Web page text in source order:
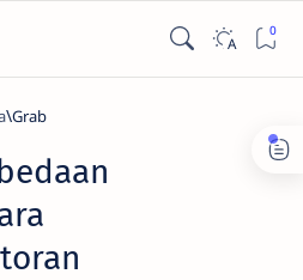
Grab